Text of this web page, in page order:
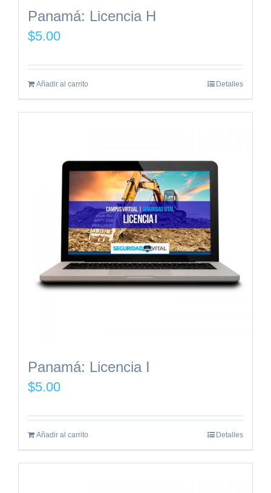
Panamá: Licencia H
$5.00
Añadir al carrito Detalles
Panamá: Licencia I
$5.00
Añadir al carrito Detalles